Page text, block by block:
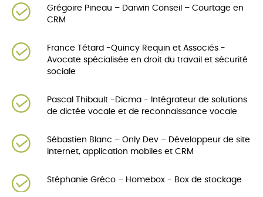
Grégoire Pineau – Darwin Conseil – Courtage en
CRM
France Tétard -Quincy Requin et Associés -
Avocate spécialisée en droit du travail et sécurité
sociale
Pascal Thibault -Dicma - Intégrateur de solutions
de dictée vocale et de reconnaissance vocale
Sébastien Blanc – Only Dev – Développeur de site
internet, application mobiles et CRM
Stéphanie Gréco – Homebox - Box de stockage